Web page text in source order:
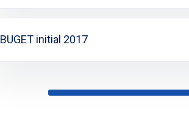
BUGET initial 2017